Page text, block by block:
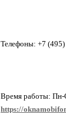
Телефоны: +7
Время работы: Пн-
https://